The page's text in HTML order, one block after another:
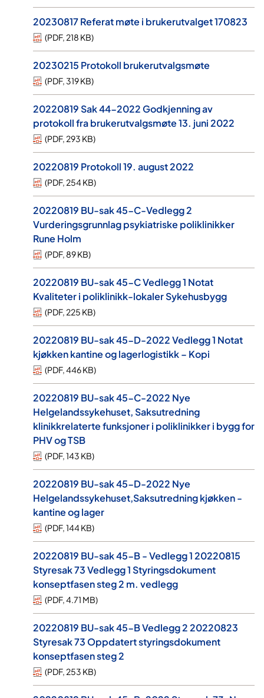
20230817 Referat møte i brukerutvalget 170823
(PDF, 218 KB)
20230215 Protokoll brukerutvalgsmøte
(PDF, 319 KB)
20220819 Sak 44-2022 Godkjenning av
protokoll fra brukerutvalgsmøte 13. juni 2022
(PDF, 293 KB)
20220819 Protokoll 19. august 2022
(PDF, 254 KB)
20220819 BU-sak 45-C-Vedlegg 2
Vurderingsgrunnlag psykiatriske poliklinikker
Rune Holm
(PDF, 89 KB)
20220819 BU-sak 45-C Vedlegg 1 Notat
Kvaliteter i poliklinikk-lokaler Sykehusbygg
(PDF, 225 KB)
20220819 BU-sak 45-D-2022 Vedlegg 1 Notat
kjøkken kantine og lagerlogistikk – Kopi
(PDF,446 KB)
20220819 BU-sak 45-C-2022 Nye
Helgelandssykehuset, Saksutredning
klinikkrelaterte funksjoner i poliklinikker i bygg for
PHV og TSB
(PDF,143 KB)
20220819 BU-sak 45-D-2022 Nye
Helgelandssykehuset,Saksutredning kjøkken -
kantine og lager
(PDF,144 KB)
20220819 BU-sak 45-B - Vedlegg 1 20220815
Styresak 73 Vedlegg 1 Styringsdokument
konseptfasen steg 2 m. vedlegg
(PDF,4.71 MB)
20220819 BU-sak 45-B Vedlegg 2 20220823
Styresak 73 Oppdatert styringsdokument
konseptfasen steg 2
(PDF, 253 KB)